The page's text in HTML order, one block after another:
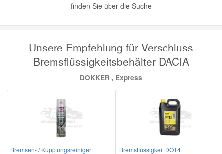
finden Sie über die Suche
Unsere Empfehlung für Verschluss
Bremsflüssigkeitsbehälter DACIA
DOKKER , Express
Bremsen- / Kupplungsreiniger Bremsflüssigkeit DOT4